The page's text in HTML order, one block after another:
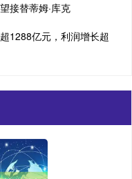
接替蒂姆·库克
1288亿元，利润增长超